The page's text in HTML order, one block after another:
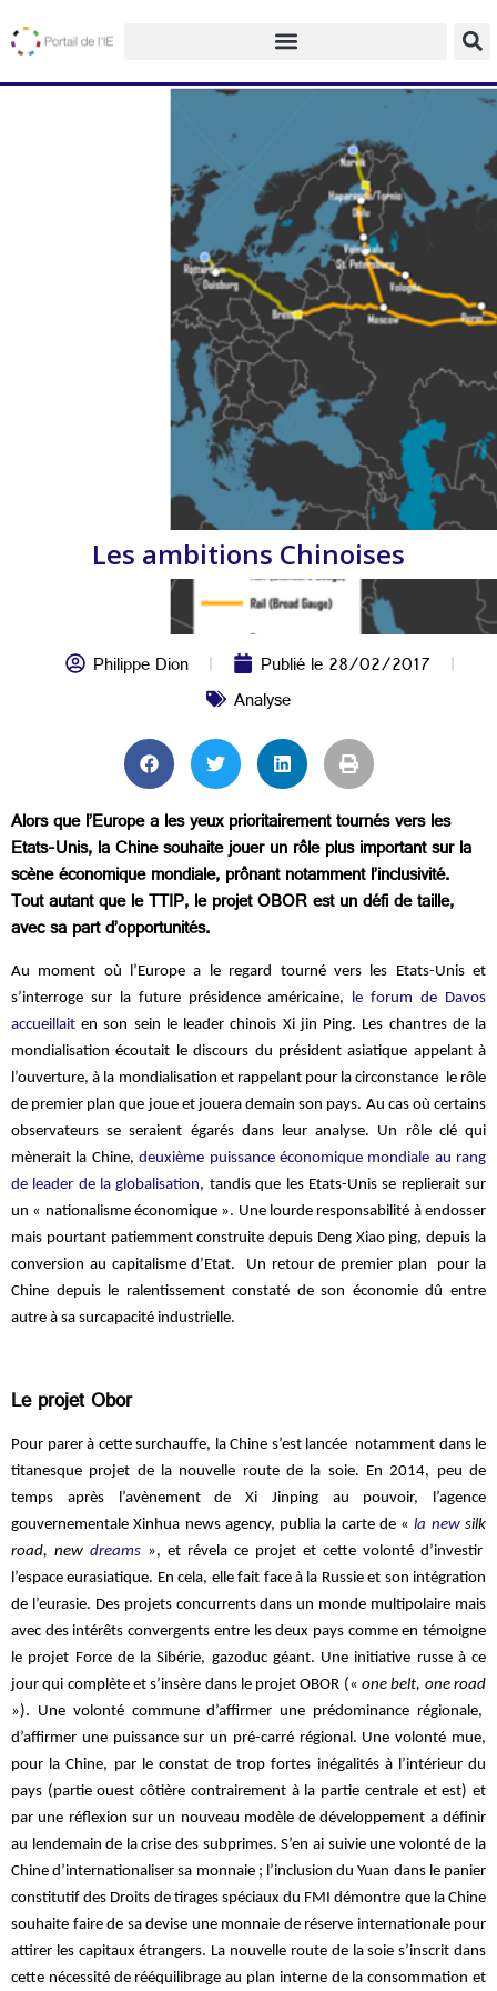
Les ambitions Chinoises
Philippe Dion Publié le28/02/2017
Analyse
Alors que l’Europe a les yeux prioritairement tournés vers les
Etats-Unis, la Chine souhaite jouer un rôle plus important sur la
scène économique mondiale, prônant notamment l’inclusivité.
Tout autant que le TTIP, le projet OBOR est un défi de taille,
avec sa part d’opportunités.
Au moment où l’Europe a le regard tourné vers les Etats-Unis et
s’interroge sur la future présidence américaine, le forum de Davos
accueillaiten son sein le leader chinois Xi jin Ping. Les chantres de la
mondialisation écoutait le discours du président asiatique appelant à
l’ouverture, à la mondialisation et rappelant pour la circonstance le rôle
de premier plan que joue et jouera demain son pays. Au cas où certains
observateurs se seraient égarés dans leur analyse. Un rôle clé qui
mènerait la Chine,deuxième puissance économique mondiale au rang
de leader de la globalisation, tandis que les Etats-Unis se replierait sur
un « nationalisme économique ». Une lourde responsabilité à endosser
mais pourtant patiemment construite depuis Deng Xiao ping, depuis la
conversion au capitalisme d’Etat. Un retour de premier plan pour la
Chine depuis le ralentissement constaté de son économie dû entre
autre à sa surcapacité industrielle.
Le projet Obor
Pour parer à cette surchauffe, la Chine s’est lancée notamment dans le
titanesque projet de la nouvelle route de la soie. En 2014, peu de
temps après l’avènement de Xi Jinping au pouvoir, l’agence
gouvernementaleXinhua news agency, publia la carte de « la newsilk
road, new dreams », et révela ce projet et cette volonté d’investir
l’espace eurasiatique. En cela, elle fait face à la Russie et son intégration
de l’eurasie. Des projets concurrents dans un monde multipolaire mais
avec des intérêts convergents entre les deux pays comme en témoigne
le projet Force de la Sibérie, gazoduc géant. Une initiative russe à ce
jour qui complète et s’insère dans le projet OBOR («one belt, one road
»). Une volonté commune d’affirmer une prédominance régionale,
d’affirmer une puissance sur un pré-carré régional. Une volonté mue,
pour la Chine, par le constat de trop fortes inégalités à l’intérieur du
pays (partie ouest côtière contrairement à la partie centrale et est) et
par une réflexion sur un nouveau modèle de développement a définir
au lendemain de la crise des subprimes. S’en ai suivie une volonté de la
Chine d’internationaliser sa monnaie ; l’inclusion du Yuan dans le panier
constitutif des Droits de tirages spéciaux du FMI démontre que la Chine
souhaite faire de sa devise une monnaie de réserve internationale pour
attirer les capitaux étrangers. La nouvelle route de la soie s’inscrit dans
cette nécessité de rééquilibrage au plan interne de la consommation et